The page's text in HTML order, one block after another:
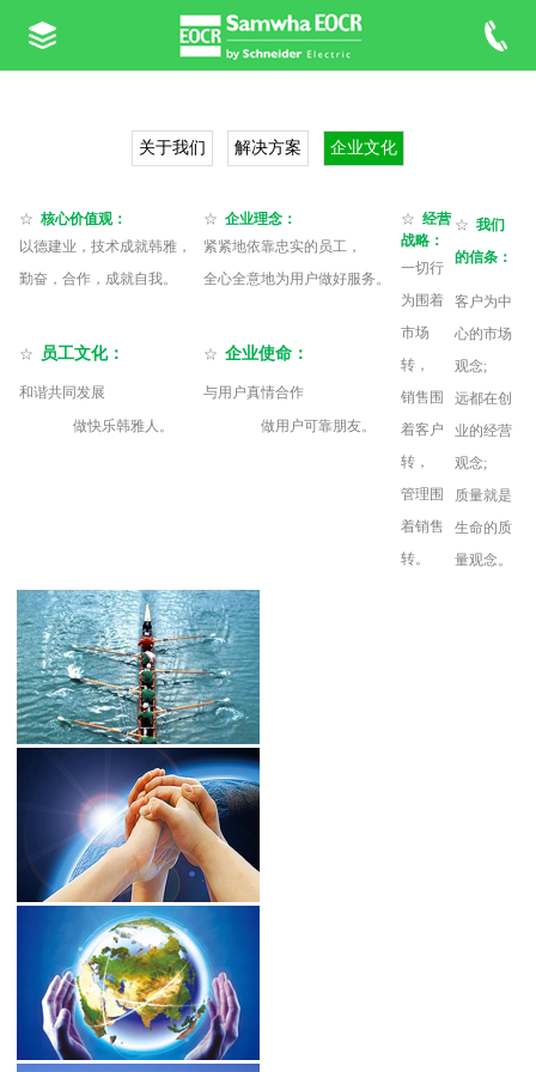
关于我们 解决方案 企业文化
☆ 核心价值观：
以德建业，技术成就韩雅，
勤奋，合作，成就自我。
☆ 员工文化：
和谐共同发展
做快乐韩雅人。
☆ 企业理念：
紧紧地依靠忠实的员工，
全心全意地为用户做好服务。
☆ 企业使命：
与用户真情合作
做用户可靠朋友。
☆ 经营
战略：
一切行
为围着
市场
转，
销售围
着客户
转，
管理围
着销售
转。
☆ 我们
的信条：
客户为中
心的市场
观念;
远都在创
业的经营
观念;
质量就是
生命的质
量观念。